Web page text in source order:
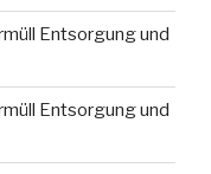
Entsorgung und
Entsorgung und